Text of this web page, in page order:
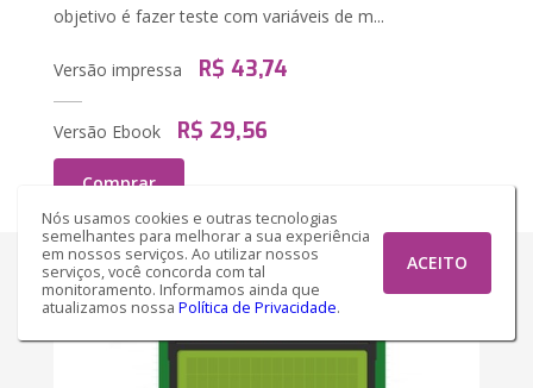
Nós usamos cookies e outras tecnologias
semelhantes para melhorar a sua experiência
em nossos serviços. Ao utilizar nossos
serviços, você concorda com tal
monitoramento. Informamos ainda que
atualizamos nossa Política de Privacidade.
ACEITO
objetivo é fazer teste com variáveis de m...
Versão impressa R$ 43,74
Versão Ebook R$ 29,56
Comprar